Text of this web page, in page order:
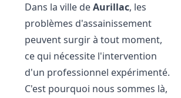
Dans la ville deAurillac, les
problèmes d'assainissement
peuvent surgir à tout moment,
ce qui nécessite l'intervention
d'un professionnel expérimenté.
C'est pourquoi nous sommes là,